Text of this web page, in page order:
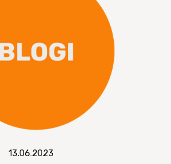
13.06.2023